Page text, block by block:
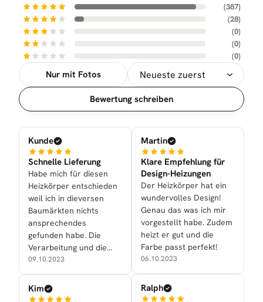
(387)
(28)
(0)
(0)
(0)
Nur mit Fotos
Sortierung
Bewertung schreiben
Kunde
Schnelle Lieferung
Habe mich für diesen
Heizkörper entschieden
weil ich in dieversen
Baumärkten nichts
ansprechendes
gefunden habe. Die
Verarbeitung und die
Optik überzeugen
vollauf.
09.10.2023
Kim
Martin
Klare Empfehlung für
Design-Heizungen
Der Heizkörper hat ein
wundervolles Design!
Genau das was ich mir
vorgestellt habe. Zudem
heizt er gut und die
Farbe passt perfekt!
06.10.2023
Ralph